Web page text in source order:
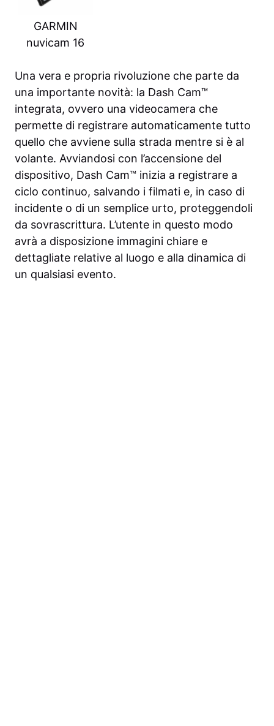
GARMIN
nuvicam 16
Una vera e propria rivoluzione che parte da
una importante novità: la Dash Cam™
integrata, ovvero una videocamera che
permette di registrare automaticamente tutto
quello che avviene sulla strada mentre si è al
volante. Avviandosi con l’accensione del
dispositivo, Dash Cam™ inizia a registrare a
ciclo continuo, salvando i filmati e, in caso di
incidente o di un semplice urto, proteggendoli
da sovrascrittura. L’utente in questo modo
avrà a disposizione immagini chiare e
dettagliate relative al luogo e alla dinamica di
un qualsiasi evento.